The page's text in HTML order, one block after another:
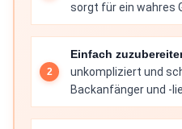
sorgt für ein wahres
Einfach
unkompliziert und
Backanfänger und -